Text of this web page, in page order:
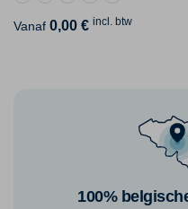
Vanaf 0,00 € incl. btw
100%